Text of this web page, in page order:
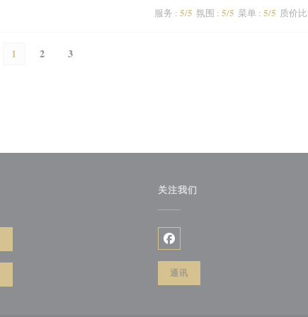
服务 : 5/5 氛围 : 5/5 菜单 : 5/5 质价比
1 2 3
关注我们
Facebook ((在新窗口中打开))
通讯